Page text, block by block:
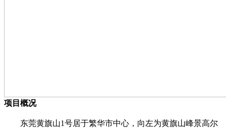
项目概况
东莞黄旗山1号居于繁华市中心，向左为黄旗山峰景高尔